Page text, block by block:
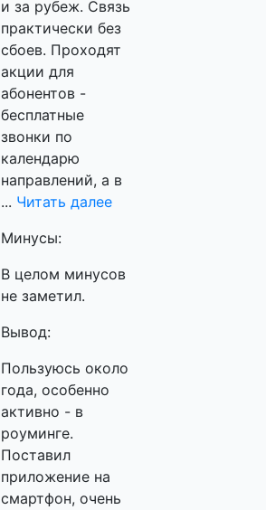
и за рубеж. Связь
практически без
сбоев. Проходят
акции для
абонентов -
бесплатные
звонки по
календарю
направлений, а в
... Читать далее
Минусы:
В целом минусов
не заметил.
Вывод:
Пользуюсь около
года, особенно
активно - в
роуминге.
Поставил
приложение на
смартфон, очень